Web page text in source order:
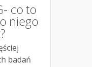
co to
niego
badań